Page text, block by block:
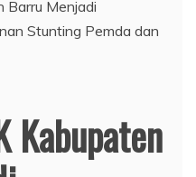
Kabupaten